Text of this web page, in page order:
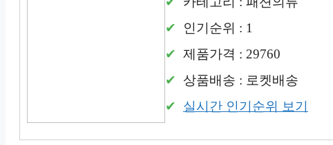
인기순위 : 1
제품가격 : 29760
상품배송 : 로켓배송
실시간 인기순위 보기